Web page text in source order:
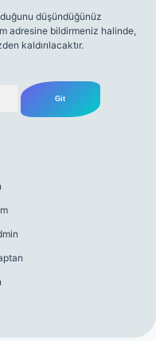
düşündüğünüz
adresine bildirmeniz halinde,
kaldırılacaktır.